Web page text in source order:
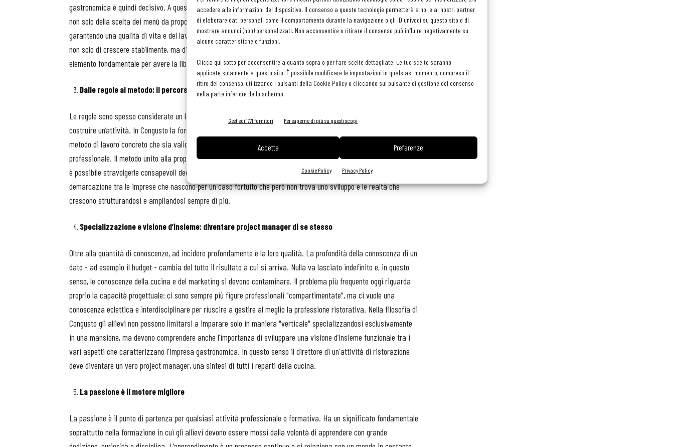
accedere alle informazioni del dispositivo. Il consenso a queste tecnologie permetterà a noi e ai nostri partner
di elaborare dati personali come il comportamento durante la navigazione o gli ID univoci su questo sito e di
mostrare annunci (non) personalizzati. Non acconsentire o ritirare il consenso può influire negativamente su
alcune caratteristiche e funzioni.
Clicca qui sotto per acconsentire a quanto sopra o per fare scelte dettagliate. Le tue scelte saranno
applicate solamente a questo sito. È possibile modificare le impostazioni in qualsiasi momento, compreso il
ritiro del consenso, utilizzando i pulsanti della Cookie Policy o cliccando sul pulsante di gestione del consenso
nella parte inferiore dello schermo.
Gestisci 1771 fornitori Per saperne di più su questi scopi
Accetta Preferenze
Cookie Policy Privacy Policy
gastronomica è quindi decisivo. A queste bisogna affiancare una loro applicazione pratica etica, che tenga conto
non solo della scelta dei menù da proporre, del food cost di ogni piatto, ma anche del personale da assumere
garantendo una qualità di vita e del lavoro dignitosa. Attraverso un’ottima gestione economica infine si è in grado
non solo di crescere stabilmente, ma di aumentare la propria creatività. La stabilità economica è infatti un
elemento fondamentale per avere la libertà di fare scelte innovative.
Dalle regole al metodo: il percorso verso l’innovazione
Le regole sono spesso considerate un limite, ma in realtà sono delle opportunità costituendo la base su cui poter
costruire un’attività. In Congusto la formazione parte dall’insegnamento delle regole per arrivare a creare un
metodo di lavoro concreto che sia valido in qualsiasi situazione ci si possa trovare nel proprio percorso
professionale. Il metodo unito alla propria creatività porta poi all’innovazione: una volta comprese a fondo le regole
è possibile stravolgerle consapevoli degli effetti a cui si arriverà. Sviluppare un metodo diventa così la linea di
demarcazione tra le imprese che nascono per un caso fortuito che però non trova uno sviluppo e le realtà che
crescono strutturandosi e ampliandosi sempre di più.
Specializzazione e visione d’insieme: diventare project manager di se stesso
Oltre alla quantità di conoscenze, ad incidere profondamente è la loro qualità. La profondità della conoscenza di un
dato - ad esempio il budget - cambia del tutto il risultato a cui si arriva. Nulla va lasciato indefinito e, in questo
senso, le conoscenze della cucina e del marketing si devono contaminare. Il problema più frequente oggi riguarda
proprio la capacità progettuale: ci sono sempre più figure professionali "compartimentate", ma ci vuole una
conoscenza eclettica e interdisciplinare per riuscire a gestire al meglio la professione ristorativa. Nella filosofia di
Congusto gli allievi non possono limitarsi a imparare solo in maniera "verticale" specializzandosi esclusivamente
in una mansione, ma devono comprendere anche l’importanza di sviluppare una visione d’insieme funzionale tra i
vari aspetti che caratterizzano l'impresa gastronomica. In questo senso il direttore di un'attività di ristorazione
deve diventare un vero project manager, una sintesi di tutti i reparti della cucina.
La passione è il motore migliore
La passione è il punto di partenza per qualsiasi attività professionale o formativa. Ha un significato fondamentale
soprattutto nella formazione in cui gli allievi devono essere mossi dalla volontà di apprendere con grande